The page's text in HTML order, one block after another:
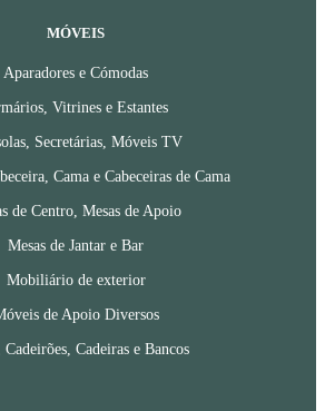
MÓVEIS
Aparadores e Cómodas
Vitrines e Estantes
Secretárias, Móveis TV
Cama e Cabeceiras de Cama
de Centro, Mesas de Apoio
Mesas de Jantar e Bar
Mobiliário de exterior
de Apoio Diversos
Cadeirões, Cadeiras e Bancos